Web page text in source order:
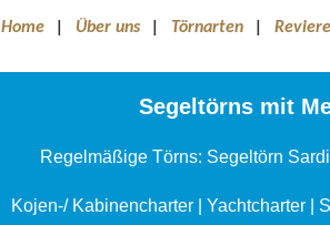
Home Über uns Törnarten Reviere
Segeltörns mit
Regelmäßige Törns: Segeltörn
Kojen-/ Kabinencharter| Yachtcharter|